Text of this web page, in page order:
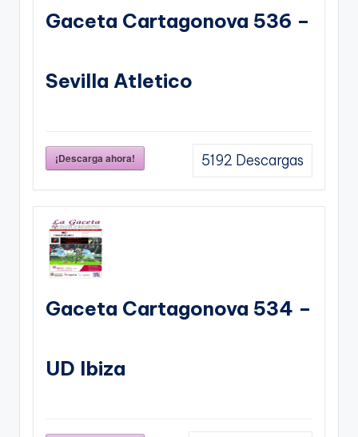
Gaceta Cartagonova 536 –
Sevilla Atletico
¡Descarga ahora! 5192 Descargas
Gaceta Cartagonova 534 –
UD Ibiza